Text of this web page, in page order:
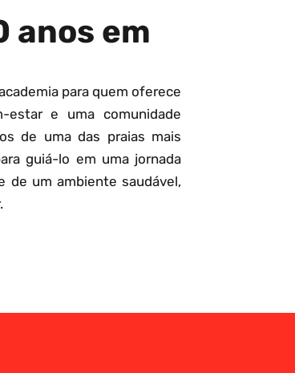
anos em
para quem oferece
estar e uma comunidade
de uma das praias mais
guiá-lo em uma jornada
de um ambiente saudável,